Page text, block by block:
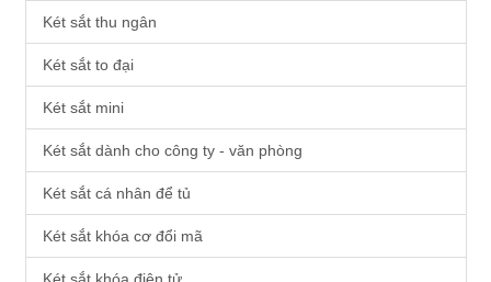
Két sắt thu ngân
Két sắt to đại
Két sắt mini
Két sắt dành cho công ty - văn phòng
Két sắt cá nhân để tủ
Két sắt khóa cơ đổi mã